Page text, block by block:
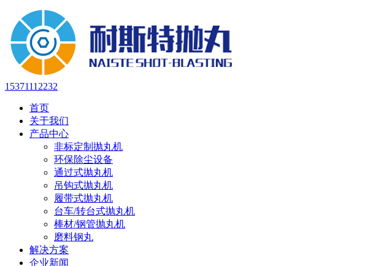
15371112232
首页
关于我们
产品中心
非标定制抛丸机
环保除尘设备
通过式抛丸机
吊钩式抛丸机
履带式抛丸机
台车/转台式抛丸机
棒材/钢管抛丸机
磨料钢丸
解决方案
企业新闻